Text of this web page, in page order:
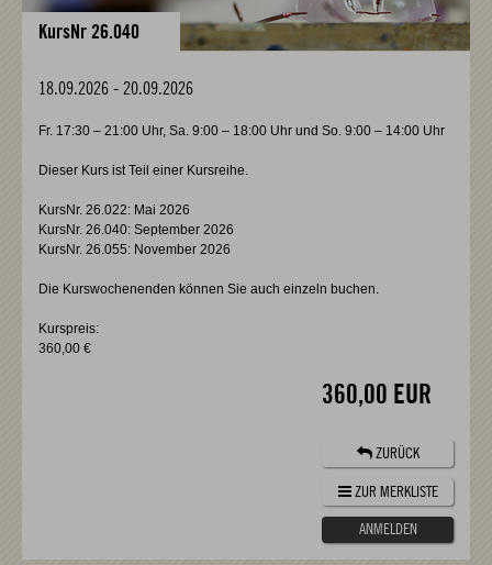
KursNr 26.040
18.09.2026 - 20.09.2026
Fr. 17:30 – 21:00 Uhr, Sa. 9:00 – 18:00 Uhr und So. 9:00 – 14:00 Uhr
Dieser Kurs ist Teil einer Kursreihe.
KursNr. 26.022: Mai 2026
KursNr. 26.040: September 2026
KursNr. 26.055: November 2026
Die Kurswochenenden können Sie auch einzeln buchen.
Kurspreis:
360,00 €
360,00 EUR
ZURÜCK
ZUR MERKLISTE
ANMELDEN